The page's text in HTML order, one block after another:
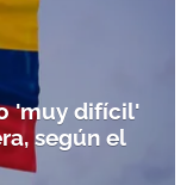
'muy difícil'
según el